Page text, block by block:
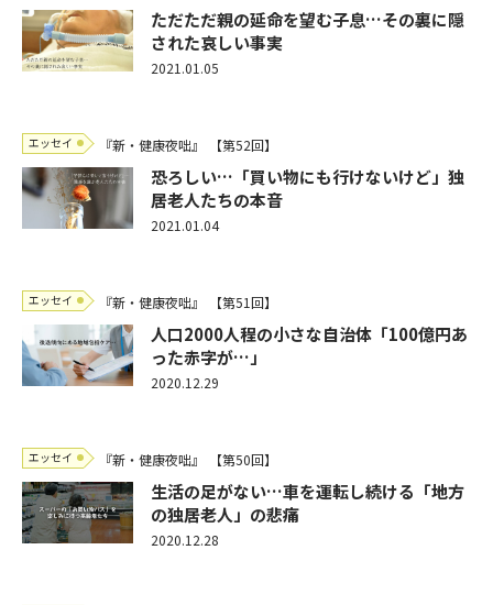
ただただ親の延命を望む子息…その裏に隠
された哀しい事実
2021.01.05
エッセイ 『新・健康夜咄』 【第52回】
恐ろしい…「買い物にも行けないけど」独
居老人たちの本音
2021.01.04
エッセイ 『新・健康夜咄』 【第51回】
人口2000人程の小さな自治体「100億円あ
った赤字が…」
2020.12.29
エッセイ 『新・健康夜咄』 【第50回】
生活の足がない…車を運転し続ける「地方
の独居老人」の悲痛
2020.12.28